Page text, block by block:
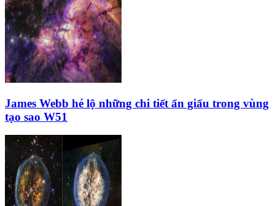
James Webb hé lộ những chi tiết ẩn giấu trong vùng
tạo sao W51